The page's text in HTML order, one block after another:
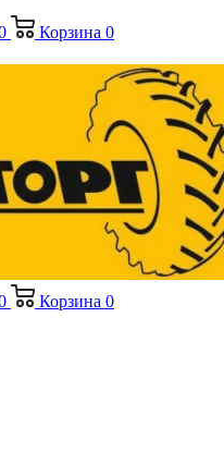
Корзина 0
Корзина 0